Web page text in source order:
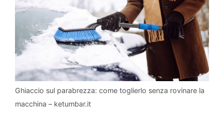
Ghiaccio sul parabrezza: come toglierlo senza rovinare la
macchina – ketumbar.it